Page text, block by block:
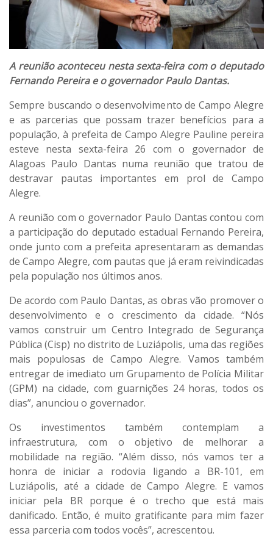
A reunião aconteceu nesta sexta-feira com o deputado
Fernando Pereira e o governador Paulo Dantas.
Sempre buscando o desenvolvimento de Campo Alegre
e as parcerias que possam trazer benefícios para a
população, à prefeita de Campo Alegre Pauline pereira
esteve nesta sexta-feira 26 com o governador de
Alagoas Paulo Dantas numa reunião que tratou de
destravar pautas importantes em prol de Campo
Alegre.
A reunião com o governador Paulo Dantas contou com
a participação do deputado estadual Fernando Pereira,
onde junto com a prefeita apresentaram as demandas
de Campo Alegre, com pautas que já eram reivindicadas
pela população nos últimos anos.
De acordo com Paulo Dantas, as obras vão promover o
desenvolvimento e o crescimento da cidade. “Nós
vamos construir um Centro Integrado de Segurança
Pública (Cisp) no distrito de Luziápolis, uma das regiões
mais populosas de Campo Alegre. Vamos também
entregar de imediato um Grupamento de Polícia Militar
(GPM) na cidade, com guarnições 24 horas, todos os
dias”, anunciou o governador.
Os investimentos também contemplam a
infraestrutura, com o objetivo de melhorar a
mobilidade na região. “Além disso, nós vamos ter a
honra de iniciar a rodovia ligando a BR-101, em
Luziápolis, até a cidade de Campo Alegre. E vamos
iniciar pela BR porque é o trecho que está mais
danificado. Então, é muito gratificante para mim fazer
essa parceria com todos vocês”, acrescentou.